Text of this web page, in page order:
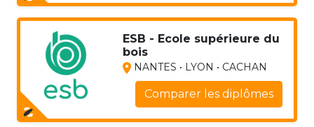
ESB - Ecole supérieure du
bois
NANTES • LYON • CACHAN
Comparer les diplômes